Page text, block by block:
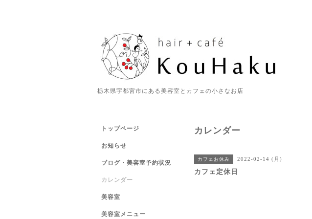
栃木県宇都宮市にある美容室とカフェの小さなお店
カレンダー
カフェお休み 2022-02-14 (月)
カフェ定休日
トップページ
お知らせ
ブログ・美容室予約状況
カレンダー
美容室
美容室メニュー